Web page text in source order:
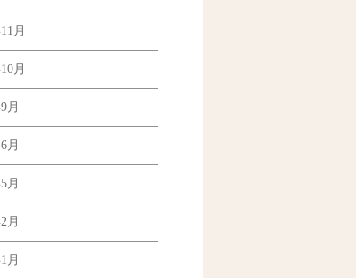
月
月
月
月
月
月
月